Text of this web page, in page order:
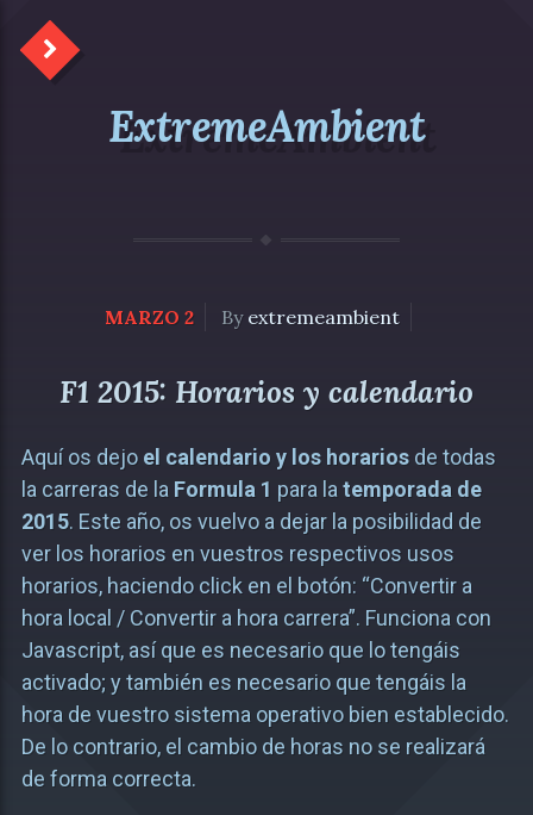
ExtremeAmbient
MARZO 2 By extremeambient
F1 2015: Horarios y calendario
Aquí os dejo el calendario y los horariosde todas
la carreras de la Formula 1 para la temporada de
2015. Este año, os vuelvo a dejar la posibilidad de
ver los horarios en vuestros respectivos usos
horarios, haciendo click en el botón: “Convertir a
hora local / Convertir a hora carrera”. Funciona con
Javascript, así que es necesario que lo tengáis
activado; y también es necesario que tengáis la
hora de vuestro sistema operativo bien establecido.
De lo contrario, el cambio de horas no se realizará
de forma correcta.